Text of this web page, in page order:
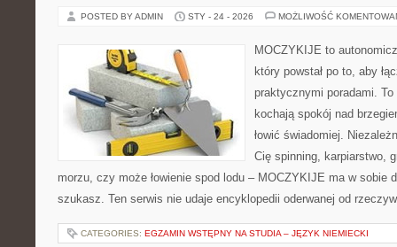
POSTED BY ADMIN STY - 24 - 2026 MOŻLIWOŚĆ
MOCZYKIJE to
który powstał po to, aby
praktycznymi poradami.
kochają spokój nad
łowić świadomiej.
Cię spinning, karpiarstwo,
morzu, czy może łowienie spod lodu – MOCZYKIJE ma w sobie
szukasz. Ten serwis nie udaje encyklopedii oderwanej od
CATEGORIES: EGZAMIN WSTĘPNY NA STUDIA – JĘZYK NIEMIECKI